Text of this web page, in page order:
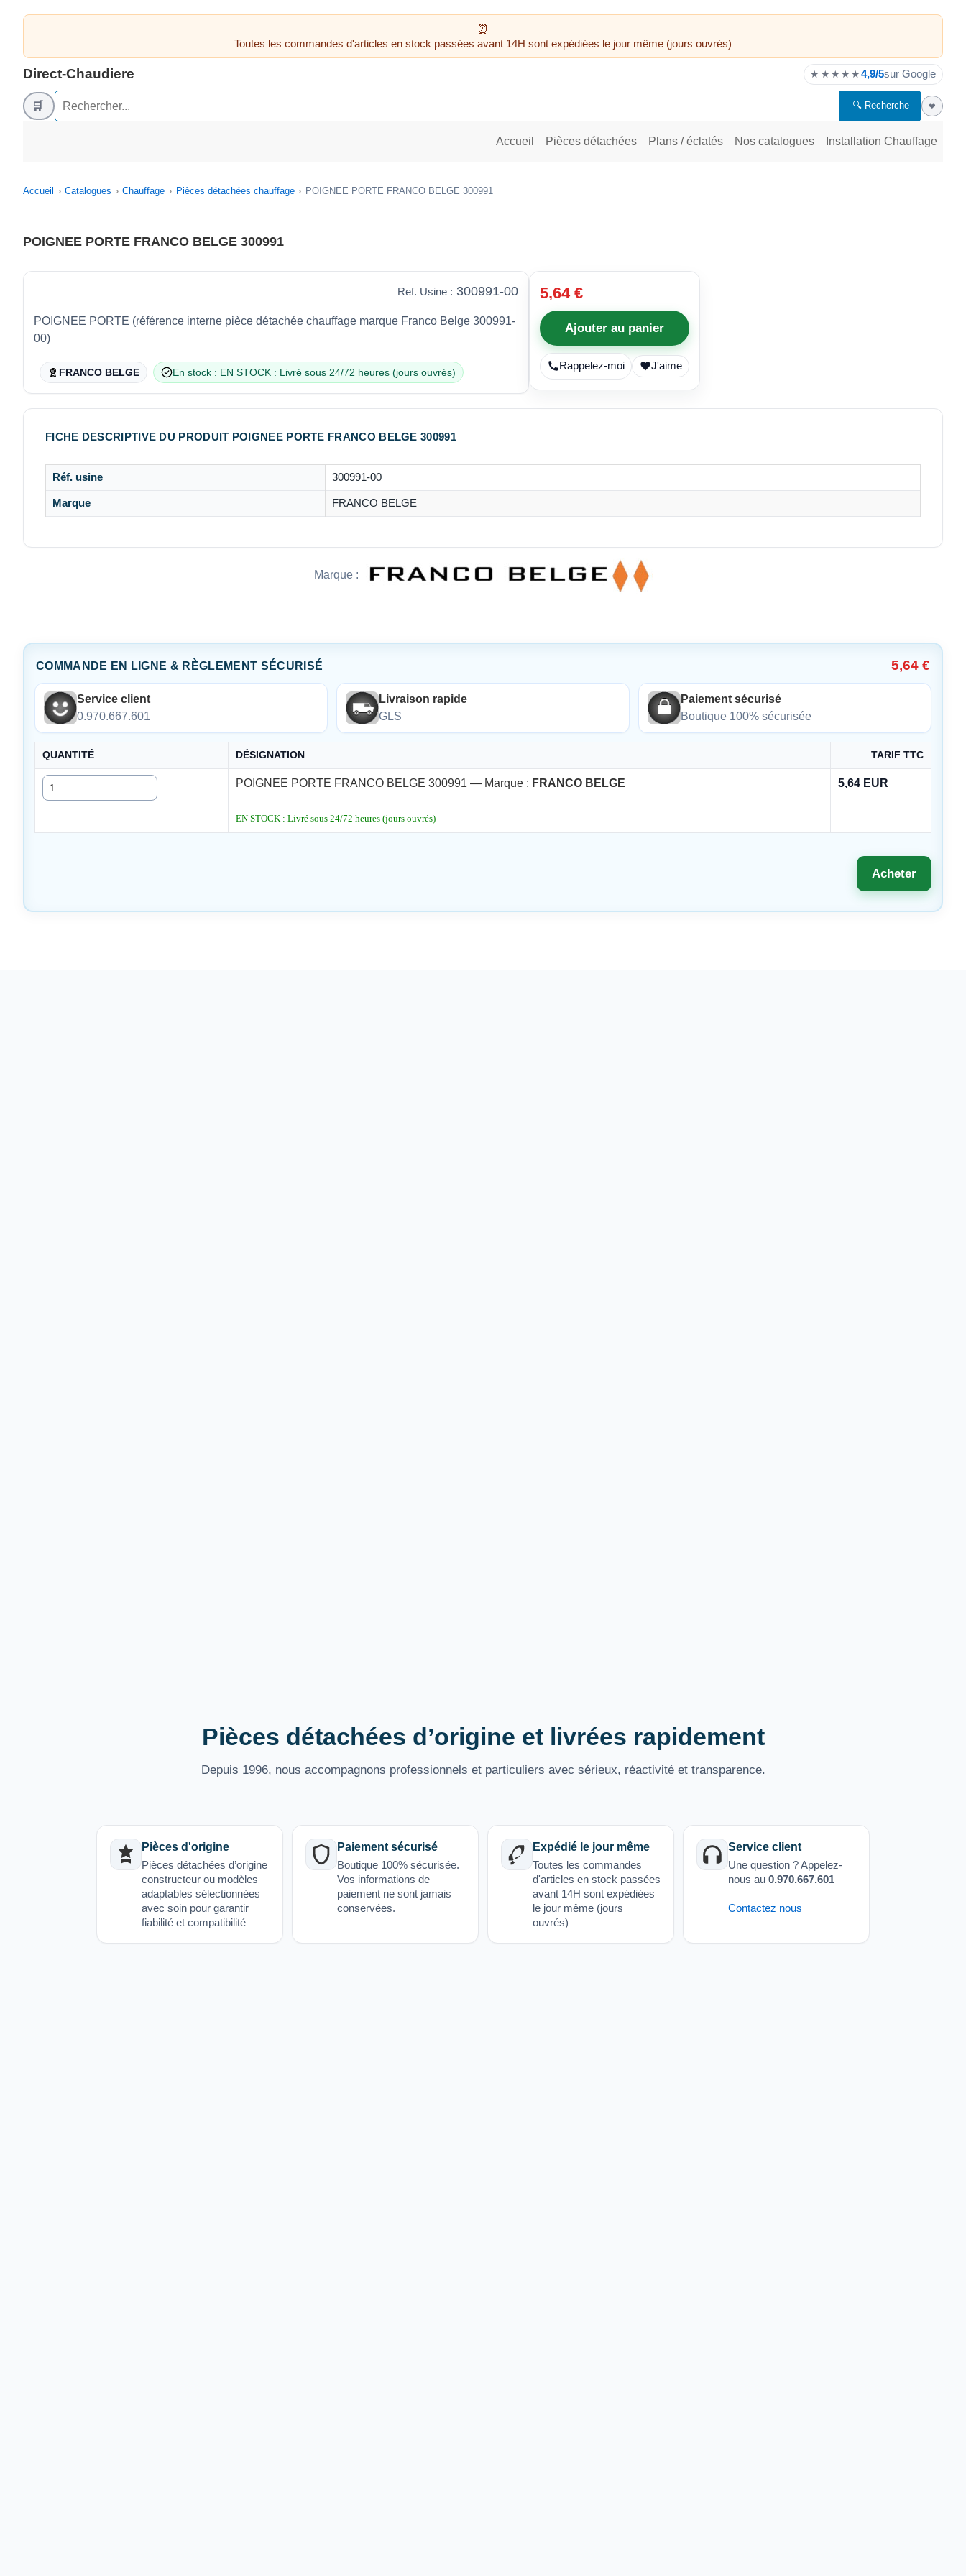
Toutes les commandes d'articles en stock passées avant 14H sont expédiées le jour même (jours ouvrés)
Direct-Chaudiere ★★★★★4,9/5sur Google
🛒 🔍 Recherche ❤
Accueil Pièces détachées Plans / éclatés Nos catalogues Installation Chauffage
Accueil Catalogues Chauffage Pièces détachées chauffage POIGNEE PORTE FRANCO BELGE 300991
POIGNEE PORTE FRANCO BELGE 300991
Ref. Usine : 300991-00
POIGNEE PORTE (référence interne pièce détachée chauffage marque Franco Belge 300991-
00)
FRANCO BELGE En stock : EN STOCK : Livré sous 24/72 heures (jours ouvrés)
5,64 €
Ajouter au panier
Rappelez-moi J'aime
FICHE DESCRIPTIVE DU PRODUIT POIGNEE PORTE FRANCO BELGE 300991
Réf. usine 300991-00
Marque FRANCO BELGE
Marque :
COMMANDE EN LIGNE & RÈGLEMENT SÉCURISÉ 5,64 €
Service client
0.970.667.601
Livraison rapide
GLS
Paiement sécurisé
Boutique 100% sécurisée
QUANTITÉ DÉSIGNATION TARIF TTC
Quantité POIGNEE PORTE FRANCO BELGE 300991 — Marque : FRANCO BELGE
EN STOCK : Livré sous 24/72 heures (jours ouvrés)
5,64 EUR
Acheter
Pièces détachées d’origine et livrées rapidement
Depuis 1996, nous accompagnons professionnels et particuliers avec sérieux, réactivité et transparence.
Pièces d'origine
Pièces détachées d’origine
constructeur ou modèles
adaptables sélectionnées
avec soin pour garantir
fiabilité et compatibilité
Paiement sécurisé
Boutique 100% sécurisée.
Vos informations de
paiement ne sont jamais
conservées.
Expédié le jour même
Toutes les commandes
d'articles en stock passées
avant 14H sont expédiées
le jour même (jours
ouvrés)
Service client
Une question ? Appelez-
nous au 0.970.667.601
Contactez nous